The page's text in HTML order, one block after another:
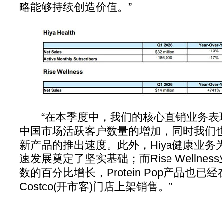
略能够持续创造价值。”
“在本季度中，我们的核心直销业务表
中国市场活跃客户数量的增加，同时我们
新产品的推出速度。此外，Hiya健康业务
速发展奠定了坚实基础；而Rise
数的百分比增长，Protein Pop产品也已经
Costco(开市客)门店上架销售。”